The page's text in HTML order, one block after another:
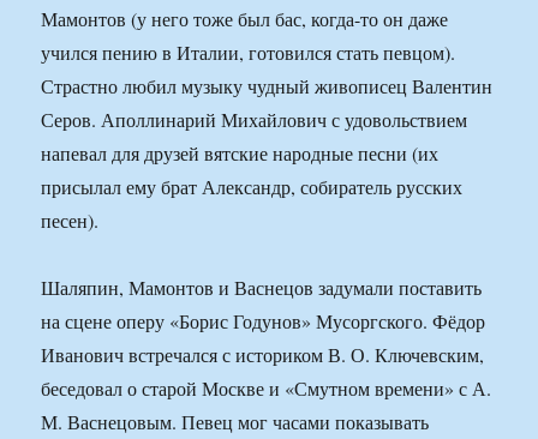
Мамонтов (у него тоже был бас, когда-то он даже
учился пению в Италии, готовился стать певцом).
Страстно любил музыку чудный живописец Валентин
Серов. Аполлинарий Михайлович с удовольствием
напевал для друзей вятские народные песни (их
присылал ему брат Александр, собиратель русских
песен).
Шаляпин, Мамонтов и Васнецов задумали поставить
на сцене оперу «Борис Годунов» Мусоргского. Фёдор
Иванович встречался с историком В. О. Ключевским,
беседовал о старой Москве и «Смутном времени» с А.
М. Васнецовым. Певец мог часами показывать